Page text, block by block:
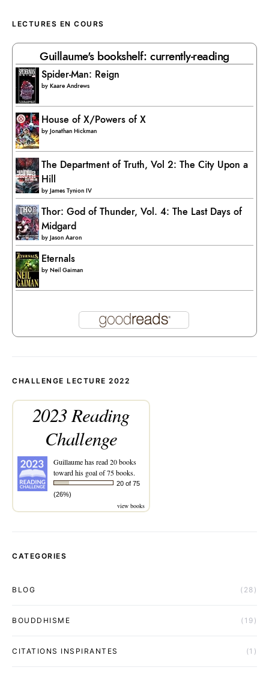
LECTURES EN COURS
Guillaume's bookshelf: currently-reading
Spider-Man: Reign
by Kaare Andrews
House of X/Powers of X
byJonathan Hickman
The Department of Truth, Vol 2: The City Upon a
Hill
byJames Tynion IV
Thor: God of Thunder, Vol. 4: The Last Days of
Midgard
byJason Aaron
Eternals
by Neil Gaiman
CHALLENGE LECTURE 2022
2023 Reading
Challenge
Guillaumehas read 20 books
toward his goal of 75 books.
20 of 75
(26%)
view books
CATEGORIES
BLOG (28)
BOUDDHISME (19)
CITATIONS INSPIRANTES (1)